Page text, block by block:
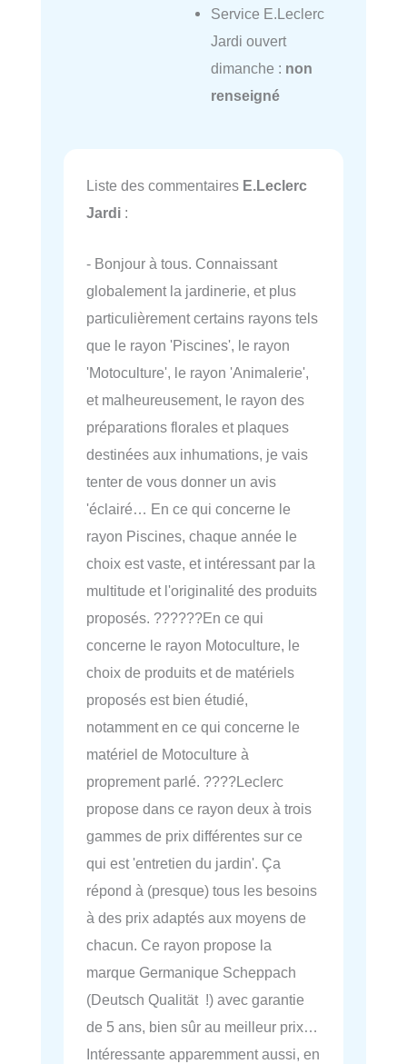
Service E.Leclerc
Jardi ouvert
dimanche : non
renseigné
Liste des commentaires E.Leclerc
Jardi :
- Bonjour à tous. Connaissant
globalement la jardinerie, et plus
particulièrement certains rayons tels
que le rayon 'Piscines', le rayon
'Motoculture', le rayon 'Animalerie',
et malheureusement, le rayon des
préparations florales et plaques
destinées aux inhumations, je vais
tenter de vous donner un avis
'éclairé… En ce qui concerne le
rayon Piscines, chaque année le
choix est vaste, et intéressant par la
multitude et l'originalité des produits
proposés. ??????En ce qui
concerne le rayon Motoculture, le
choix de produits et de matériels
proposés est bien étudié,
notamment en ce qui concerne le
matériel de Motoculture à
proprement parlé. ????Leclerc
propose dans ce rayon deux à trois
gammes de prix différentes sur ce
qui est 'entretien du jardin'. Ça
répond à (presque) tous les besoins
à des prix adaptés aux moyens de
chacun. Ce rayon propose la
marque Germanique Scheppach
(Deutsch Qualität !) avec garantie
de 5 ans, bien sûr au meilleur prix…
Intéressante apparemment aussi, en